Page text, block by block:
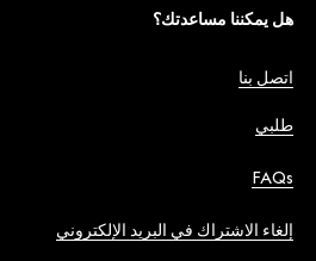
هل يمكننا مساعدتك؟
اتصل بنا
طلبي
FAQs
إلغاء الاشتراك في البريد الإلكتروني